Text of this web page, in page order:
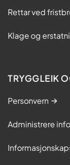
Rettar ved
Klage og
TRYGGLEIK
Personvern
Administrere